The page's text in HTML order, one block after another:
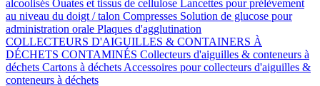
alcoolisés Ouates et tissus de cellulose Lancettes pour prélèvement
au niveau du doigt / talon Compresses Solution de glucose pour
administration orale Plaques d'agglutination
COLLECTEURS D'AIGUILLES & CONTAINERS À
DÉCHETS CONTAMINÉS Collecteurs d'aiguilles & conteneurs à
déchets Cartons à déchets Accessoires pour collecteurs d'aiguilles &
conteneurs à déchets